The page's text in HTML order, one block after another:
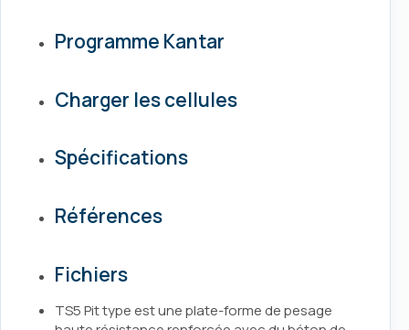
Programme Kantar
Charger les cellules
Spécifications
Références
Fichiers
TS5 Pit type est une plate-forme de pesage